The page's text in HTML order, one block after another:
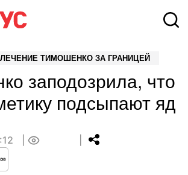
ЛЕЧЕНИЕ ТИМОШЕНКО ЗА ГРАНИЦЕЙ
заподозрила, что
подсыпают яд